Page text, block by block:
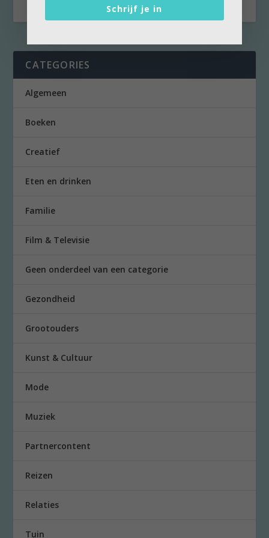
CATEGORIES
Algemeen
Boeken
Creatief
Eten en drinken
Familie
Film & Televisie
Geen onderdeel van een categorie
Gezondheid
Grootouders
Kunst & Cultuur
Mode
Muziek
Partnercontent
Reizen
Relaties
Tuin
Schrijf je in